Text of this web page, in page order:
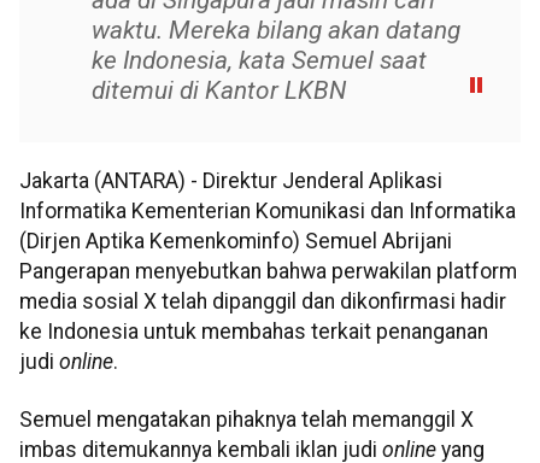
waktu. Mereka bilang akan datang
ke Indonesia, kata Semuel saat
ditemui di Kantor LKBN
Jakarta (ANTARA) - Direktur Jenderal Aplikasi
Informatika Kementerian Komunikasi dan Informatika
(Dirjen Aptika Kemenkominfo) Semuel Abrijani
Pangerapan menyebutkan bahwa perwakilan platform
media sosial X telah dipanggil dan dikonfirmasi hadir
ke Indonesia untuk membahas terkait penanganan
judi online.
Semuel mengatakan pihaknya telah memanggil X
imbas ditemukannya kembali iklan judi online yang